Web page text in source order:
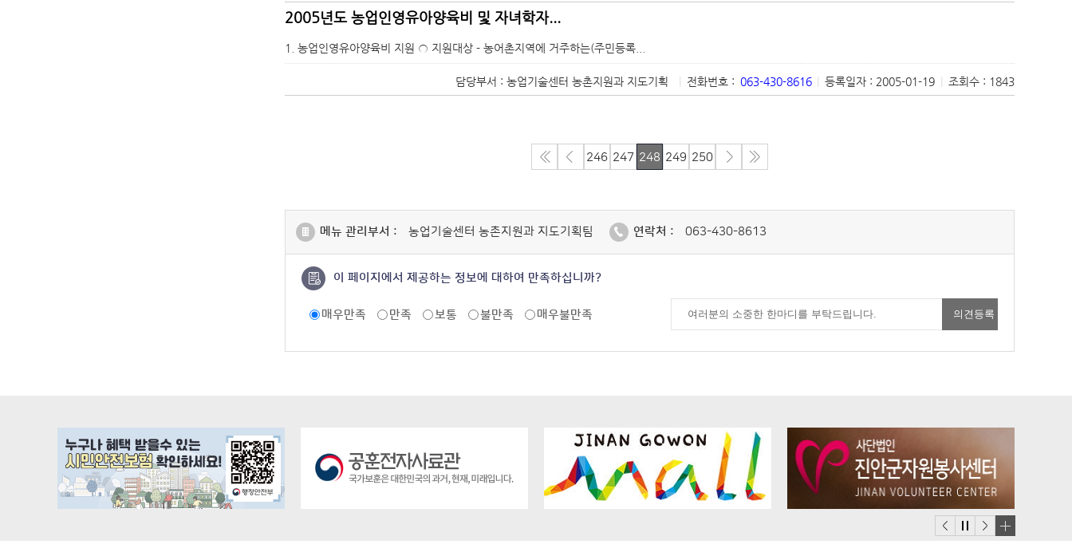
2005년도 농업인영유아양육비 및 자녀학자...
1. 농업인영유아양육비 지원 ○ 지원대상 - 농어촌지역에 거주하는(주민등록...
담당부서 : 농업기술센터 농촌지원과 지도기획 | 전화번호 : 063-430-8616 | 등록일자 : 2005-01-19 | 조회수 : 1843
246 247 248 249 250
메뉴 관리부서 : 농업기술센터 농촌지원과 지도기획팀 연락처 : 063-430-8613
이 페이지에서 제공하는 정보에 대하여 만족하십니까?
매우만족 만족 보통 불만족 매우불만족